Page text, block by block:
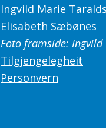
Ingvild Marie
Elisabeth Sæbønes
Foto framside:
Tilgjengelegheit
Personvern